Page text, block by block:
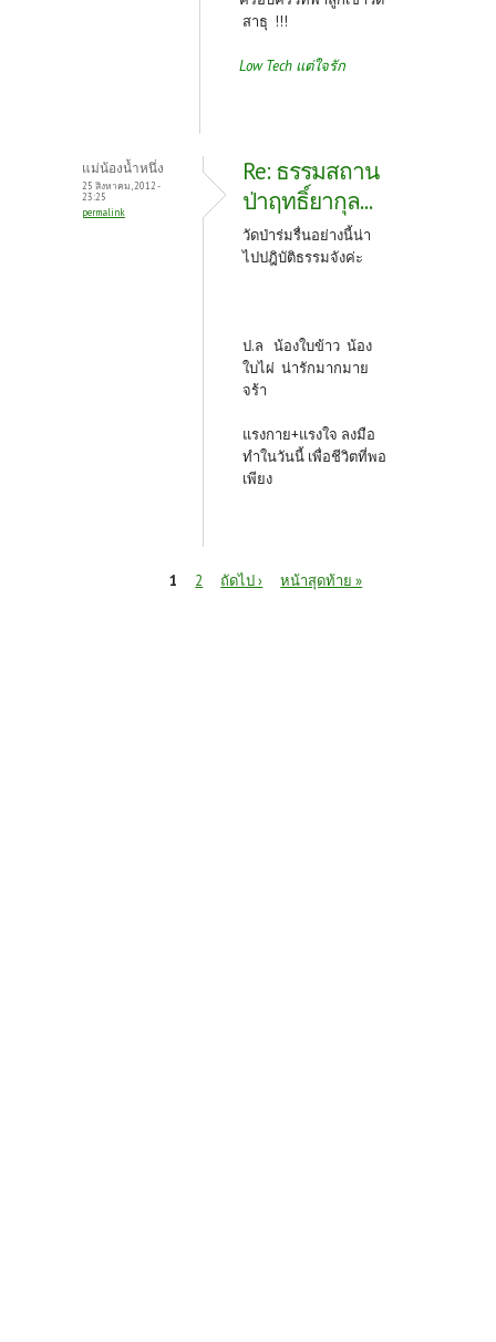
สาธุ !!!
Low Tech แต่ใจรัก
แม่น้องน้ำหนึ่ง
25 สิงหาคม, 2012 -
23:25
permalink
Re: ธรรมสถาน
ป่าฤทธิ์ยากุล...
วัดป่าร่มรื่นอย่างนี้น่า
ไปปฎิบัติธรรมจังค่ะ
ป.ล น้องใบข้าว น้อง
ใบไผ่ น่ารักมากมาย
จร้า
แรงกาย+แรงใจ ลงมือ
ทำในวันนี้ เพื่อชีวิตที่พอ
เพียง
1 2 ถัดไป › หน้าสุดท้าย »